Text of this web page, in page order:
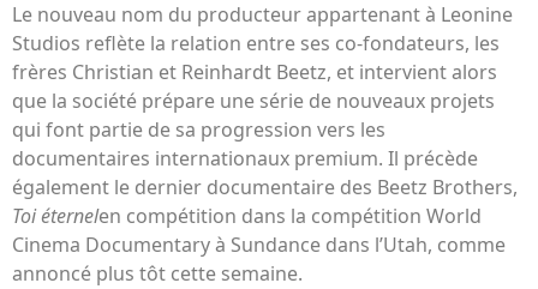
Le nouveau nom du producteur appartenant à Leonine
Studios reflète la relation entre ses co-fondateurs, les
frères Christian et Reinhardt Beetz, et intervient alors
que la société prépare une série de nouveaux projets
qui font partie de sa progression vers les
documentaires internationaux premium. Il précède
également le dernier documentaire des Beetz Brothers,
Toi éternelen compétition dans la compétition World
Cinema Documentary à Sundance dans l’Utah, comme
annoncé plus tôt cette semaine.